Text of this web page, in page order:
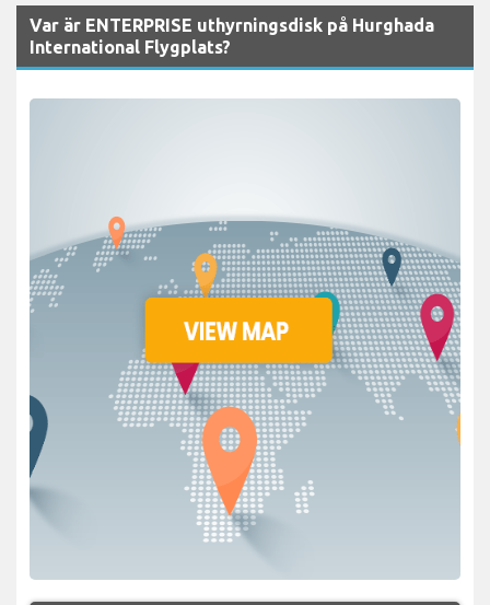
Var är ENTERPRISE uthyrningsdisk på Hurghada
International Flygplats?